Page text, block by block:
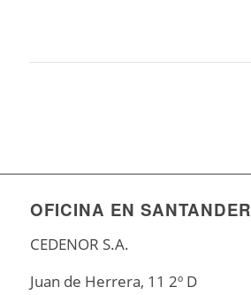
OFICINA EN SANTANDER
CEDENOR S.A.
Juan de Herrera, 11 2º D